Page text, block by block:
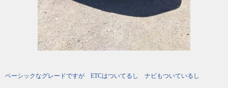
ベーシックなグレードですが ETCはついてるし ナビもついているし